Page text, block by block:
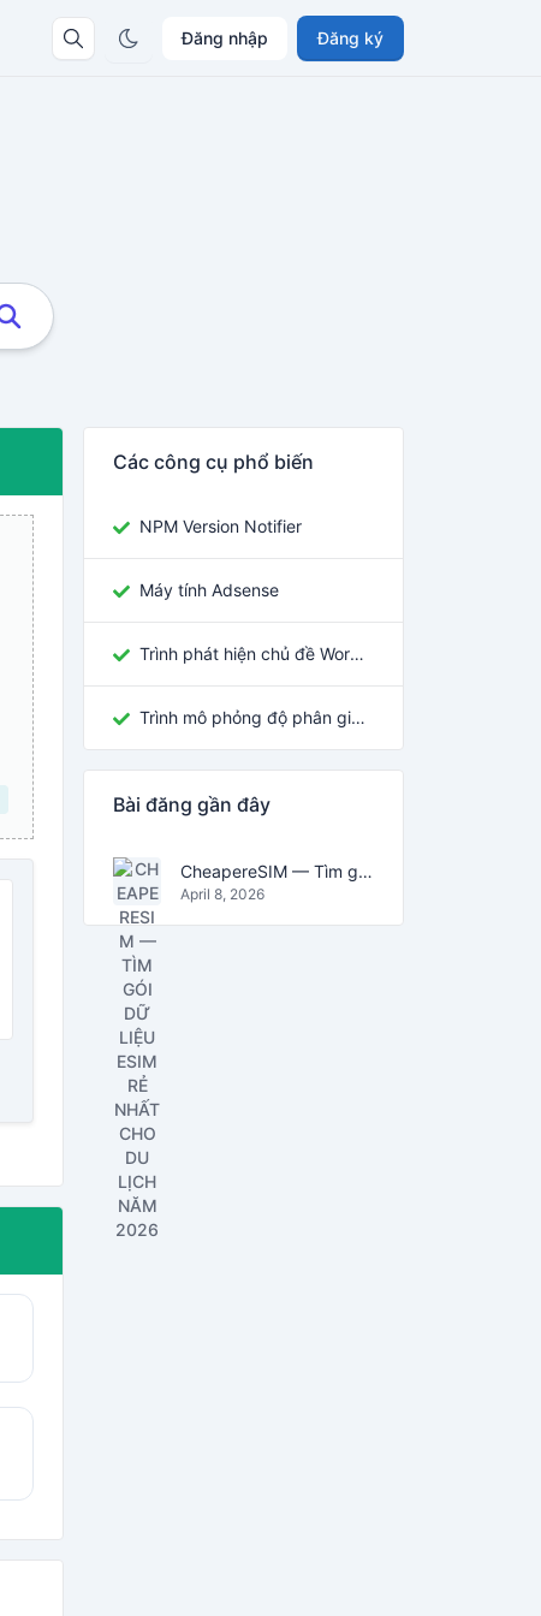
Đăng nhập Đăng ký
Các công cụ phổ biến
NPM Version Notifier
Máy tính Adsense
Trình phát hiện chủ đề WordPress
Trình mô phỏng độ phân giải màn hình
Bài đăng gần đây
CheapereSIM — Tìm gói dữ liệu eSIM rẻ nhất cho du lịch năm 2026
April 8, 2026